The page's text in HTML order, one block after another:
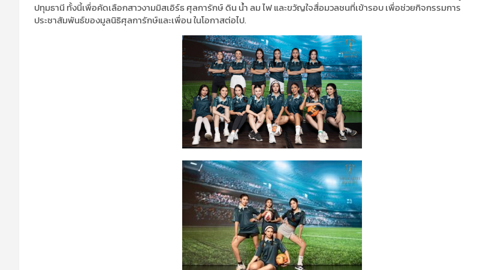
ปทุมธานี​ ทั้งนี้เพื่อคัดเลือกสาวงาม​มิสเอิร์ธ​ ศุลการักษ์​ ดิน​ น้ำ​ ลม​ ไฟ​ ​และขวัญใจสื่อมวลชน​ที่เข้ารอบ ​เพื่อช่วยกิจกรรมการ
ประชาสัมพันธ์ของมูลนิธิศุลการักษ์และเพื่อน​ ในโอกาสต่อไป.